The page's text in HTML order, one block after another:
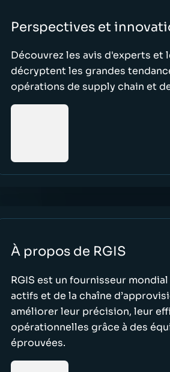
Perspectives et
Découvrez les avis d'experts et
décryptent les grandes
opérations de supply chain et
À propos de RGIS
RGIS est un fournisseur
actifs et de la chaîne
améliorer leur précision, leur
opérationnelles grâce à des
éprouvées.